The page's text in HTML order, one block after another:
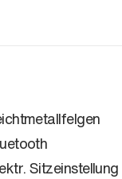
Sitzeinstellung